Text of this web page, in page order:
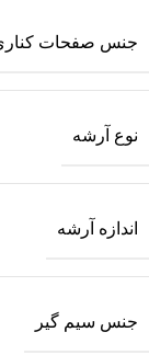
جنس صفحات
نوع آرشه
اندازه آرشه
جنس سیم گیر